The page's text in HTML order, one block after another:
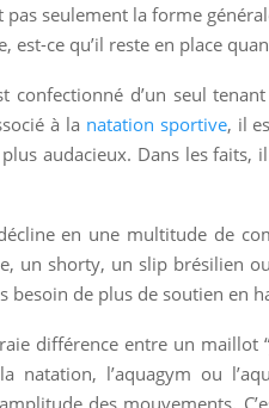
pas seulement la forme
ce qu’il reste en place
confectionné d’un seul
à la natation sportive, il
audacieux. Dans les
en une multitude de
un shorty, un slip brésilien
de plus de soutien en
différence entre un maillot
natation, l’aquagym ou
des mouvements.